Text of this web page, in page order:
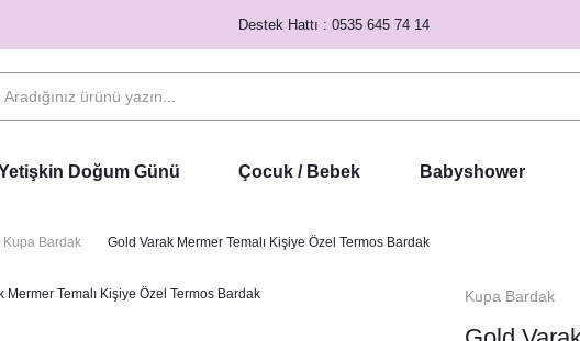
Destek Hattı : 0535 645 74 14
Doğum Günü Çocuk / Bebek Babyshower
Kupa Bardak Gold Varak Mermer Temalı Kişiye Özel Termos Bardak
Kupa Bardak